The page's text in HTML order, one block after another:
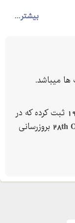
بیشتر...
کنه کش
میباشد.
ثبت کرده که در
28th بروزرسانی